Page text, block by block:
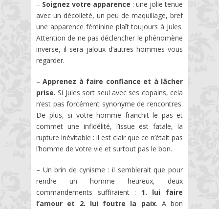
– Soignez votre apparence : une jolie tenue
avec un décolleté, un peu de maquillage, bref
une apparence féminine plaît toujours à Jules.
Attention de ne pas déclencher le phénomène
inverse, il sera jaloux d’autres hommes vous
regarder.
–Apprenez à faire confiance et à lâcher
prise. Si Jules sort seul avec ses copains, cela
n’est pas forcément synonyme de rencontres.
De plus, si votre homme franchit le pas et
commet une infidélité, l’issue est fatale, la
rupture inévitable : il est clair que ce n’était pas
l’homme de votre vie et surtout pas le bon.
– Un brin de cynisme : il semblerait que pour
rendre un homme heureux, deux
commandements suffiraient : 1. lui faire
l’amour et 2. lui foutre la paix. A bon